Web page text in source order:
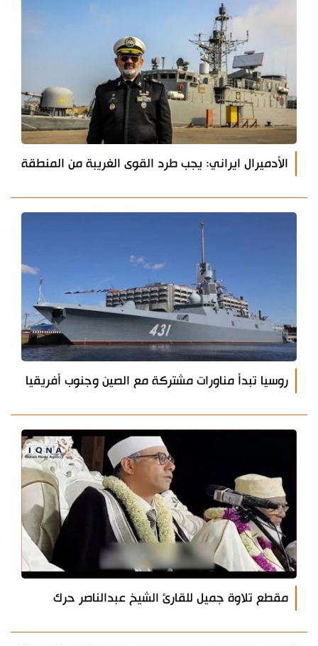
الأدميرال ايراني: يجب طرد القوى الغريبة من المنطقة
روسيا تبدأ مناورات مشتركة مع الصين وجنوب أفريقيا
مقطع تلاوة جميل للقارئ الشيخ عبدالناصر حرك